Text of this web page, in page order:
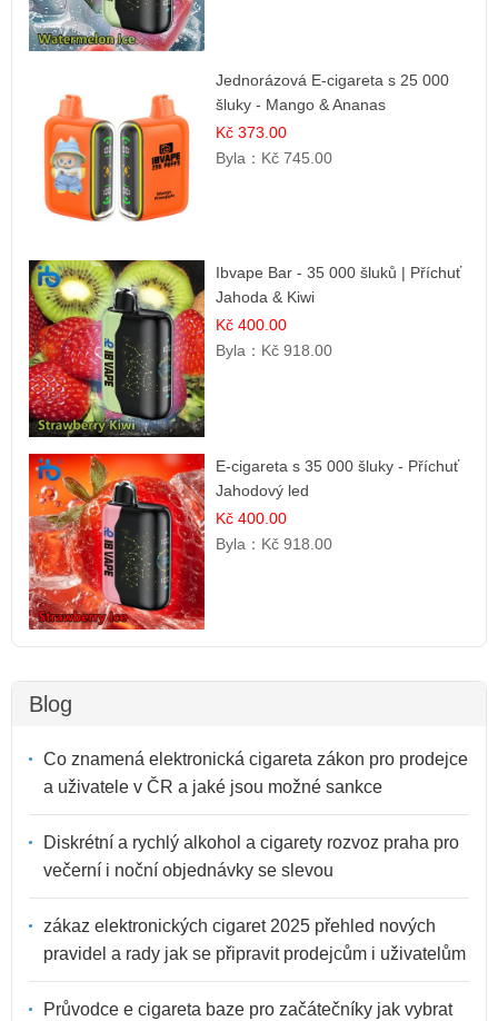
Jednorázová E-cigareta s 25 000
šluky - Mango & Ananas
Kč 373.00
Byla： Kč 745.00
Ibvape Bar - 35 000 šluků | Příchuť
Jahoda & Kiwi
Kč 400.00
Byla： Kč 918.00
E-cigareta s 35 000 šluky - Příchuť
Jahodový led
Kč 400.00
Byla： Kč 918.00
Blog
Co znamená elektronická cigareta zákon pro prodejce
a uživatele v ČR a jaké jsou možné sankce
Diskrétní a rychlý alkohol a cigarety rozvoz praha pro
večerní i noční objednávky se slevou
zákaz elektronických cigaret 2025 přehled nových
pravidel a rady jak se připravit prodejcům i uživatelům
Průvodce e cigareta baze pro začátečníky jak vybrat